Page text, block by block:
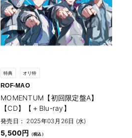
特典 オリ特
ROF-MAO
MOMENTUM【初回限定盤A】
【CD】【＋Blu-ray】
発売日： 2025年03月26日 (水)
5,500円